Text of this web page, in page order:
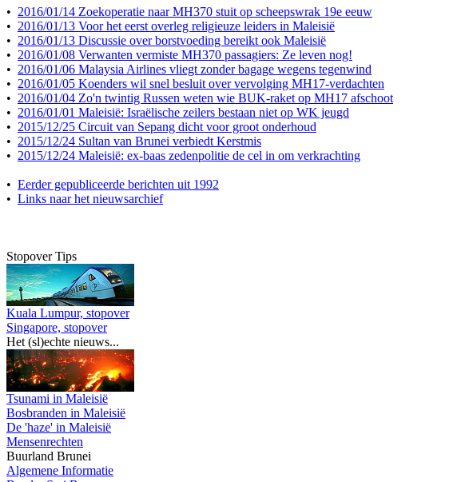
• 2016/01/14 Zoekoperatie naar MH370 stuit op scheepswrak 19e eeuw
• 2016/01/13 Voor het eerst overleg religieuze leiders in Maleisië
• 2016/01/13 Discussie over borstvoeding bereikt ook Maleisië
• 2016/01/08 Verwanten vermiste MH370 passagiers: Ze leven nog!
• 2016/01/06 Malaysia Airlines vliegt zonder bagage wegens tegenwind
• 2016/01/05 Koenders wil snel besluit over vervolging MH17-verdachten
• 2016/01/04 Zo'n twintig Russen weten wie BUK-raket op MH17 afschoot
• 2016/01/01 Maleisië: Israëlische zeilers bestaan niet op WK jeugd
• 2015/12/25 Circuit van Sepang dicht voor groot onderhoud
• 2015/12/24 Sultan van Brunei verbiedt Kerstmis
• 2015/12/24 Maleisië: ex-baas zedenpolitie de cel in om verkrachting
• Eerder gepubliceerde berichten uit 1992
• Links naar het nieuwsarchief
Stopover Tips
Kuala Lumpur, stopover
Singapore, stopover
Het (sl)echte nieuws...
Tsunami in Maleisië
Bosbranden in Maleisië
De 'haze' in Maleisië
Mensenrechten
Buurland Brunei
Algemene Informatie